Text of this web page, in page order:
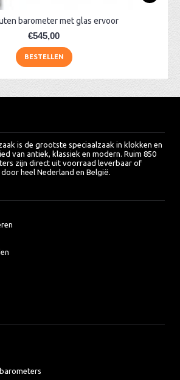
barometer met glas ervoor
€545,00
BESTELLEN
is de grootste speciaalzaak in klokken en
van antiek, klassiek en modern. Ruim 850
zijn direct uit voorraad leverbaar of
heel Nederland en België.